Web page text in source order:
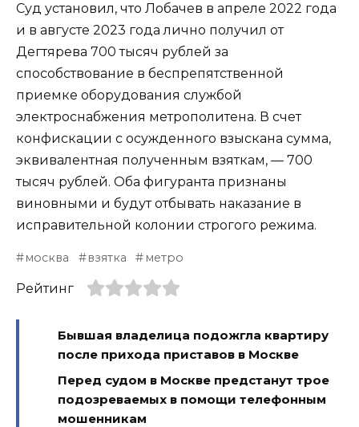
Суд установил, что Лобачев в апреле 2022 года
и в августе 2023 года лично получил от
Дегтярева 700 тысяч рублей за
способствование в беспрепятственной
приемке оборудования службой
электроснабжения метрополитена. В счет
конфискации с осужденного взыскана сумма,
эквивалентная полученным взяткам, — 700
тысяч рублей. Оба фигуранта признаны
виновными и будут отбывать наказание в
исправительной колонии строгого режима.
москва взятка метро
Рейтинг
Бывшая владелица подожгла квартиру
после прихода приставов в Москве
Перед судом в Москве предстанут трое
подозреваемых в помощи телефонным
мошенникам